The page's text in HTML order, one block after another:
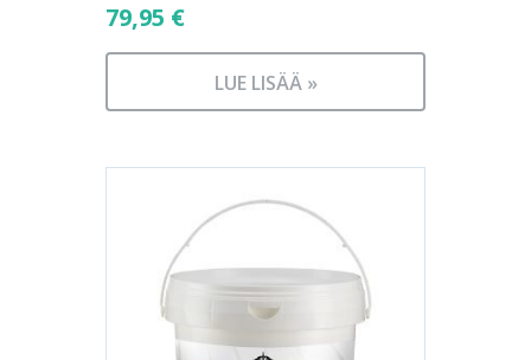
79,95 €
LUE LISÄÄ »